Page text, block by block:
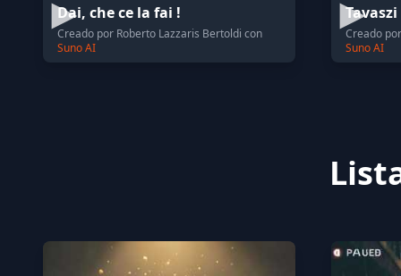
Dai, che ce la fai !
Creado por Roberto Lazzaris Bertoldi con
Suno AI
Creado
Suno AI